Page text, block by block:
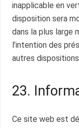
inapplicable en
disposition sera
dans la plus large
l’intention des
autres
23.
Ce site web est